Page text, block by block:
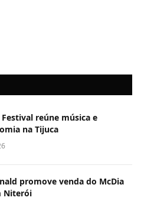
Festival reúne música e
na Tijuca
promove venda do McDia
Niterói